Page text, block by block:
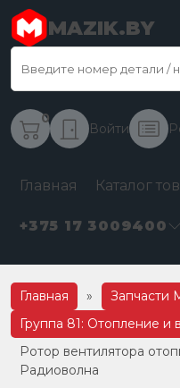
MAZIK.BY
0
Войти
Главная Каталог
+375 17 3009400
Главная » Запчасти
Группа 81: Отопление и
Ротор вентилятора
Радиоволна